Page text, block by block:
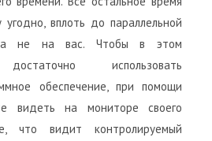
вплоть до параллельной
не на вас. Чтобы в этом
достаточно использовать
обеспечение, при помощи
видеть на мониторе своего
что видит контролируемый